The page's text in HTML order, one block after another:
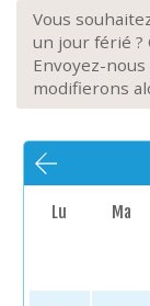
Vous
un jour férié ?
Envoyez-
modifierons
Lu Ma